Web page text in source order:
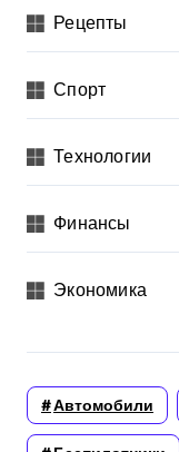
Рецепты
Спорт
Технологии
Финансы
Экономика
Автомобили